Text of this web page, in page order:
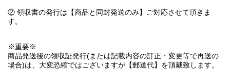
② 領収書の発行は【商品と同封発送のみ】ご対応させて頂きま
す。
※重要※
商品発送後の領収証発行(または記載内容の訂正・変更等で再送の
場合)は、大変恐縮ではございますが【郵送代】を頂戴致します。